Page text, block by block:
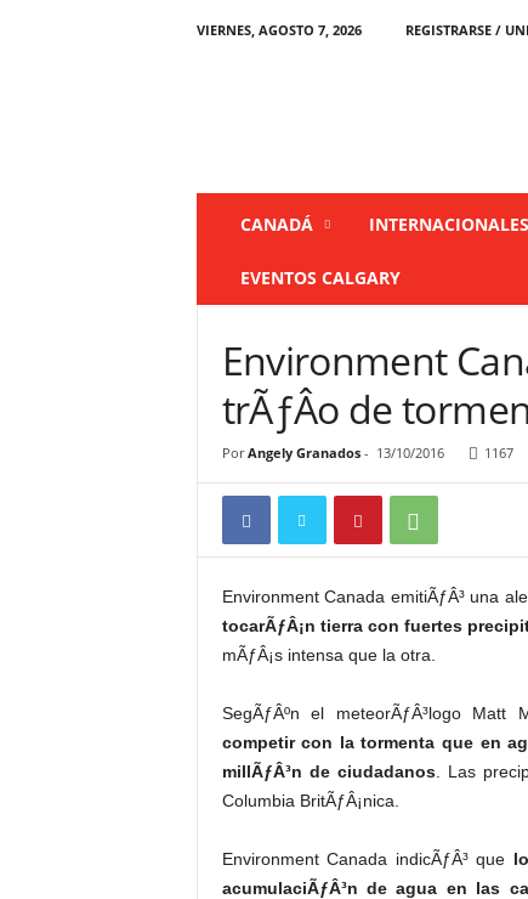
VIERNES, AGOSTO 7, 2026 REGISTRARSE /
CANADÁ INTERNACIONALES
EVENTOS CALGARY
Environment
trÃƒÂ­o de
Por Angely Granados- 13/10/2016 1167
Environment Canada emitiÃƒÂ³ una
tocarÃƒÂ¡n tierra con fuertes
mÃƒÂ¡s intensa que la otra.
SegÃƒÂºn el meteorÃƒÂ³logo Matt
competir con la tormenta que en
millÃƒÂ³n de ciudadanos. Las
Columbia BritÃƒÂ¡nica.
Environment Canada indicÃƒÂ³ que
acumulaciÃƒÂ³n de agua en las